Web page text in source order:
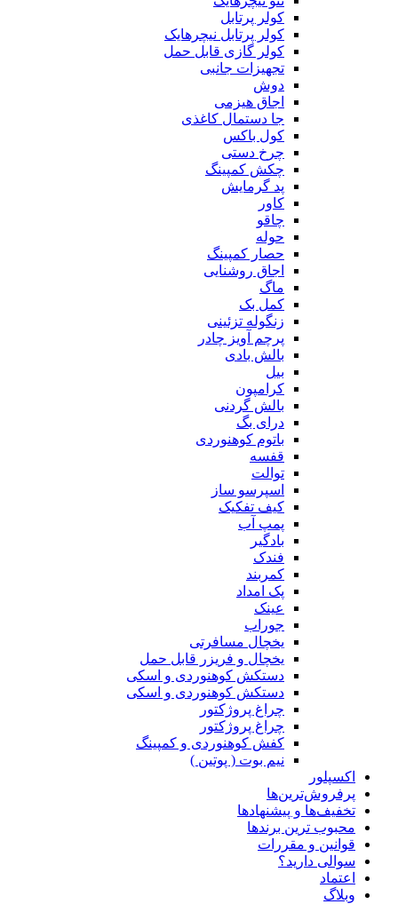
کولر پرتابل
کولر پرتابل نیچرهایک
کولر گازی قابل حمل
تجهیزات جانبی
دوش
اجاق هیزمی
جا دستمال کاغذی
کول باکس
چرخ دستی
چکش کمپینگ
پد گرمایش
کاور
چاقو
حوله
حصار کمپینگ
اجاق روشنایی
ماگ
کمل بک
زنگوله تزئینی
پرچم آویز چادر
بالش بادی
بیل
کرامپون
بالش گردنی
درای بگ
باتوم کوهنوردی
قفسه
توالت
اسپرسو ساز
کیف تفکیک
پمپ آب
بادگیر
فندک
کمربند
پک امداد
عینک
جوراب
یخچال مسافرتی
یخچال و فریزر قابل حمل
دستکش کوهنوردی و اسکی
دستکش کوهنوردی و اسکی
چراغ پروژکتور
چراغ پروژکتور
کفش کوهنوردی و کمپینگ
نیم بوت ( پوتین )
اکسپلور
پرفروش‌ترین‌ها
تخفیف‌ها و پیشنهادها
محبوب ترین برندها
قوانین و مقررات
سوالی دارید؟
اعتماد
وبلاگ